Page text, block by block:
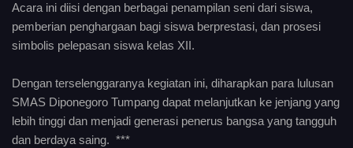
Acara ini diisi dengan berbagai penampilan seni dari siswa,
pemberian penghargaan bagi siswa berprestasi, dan prosesi
simbolis pelepasan siswa kelas XII.
Dengan terselenggaranya kegiatan ini, diharapkan para lulusan
SMAS Diponegoro Tumpang dapat melanjutkan ke jenjang yang
lebih tinggi dan menjadi generasi penerus bangsa yang tangguh
dan berdaya saing. ***